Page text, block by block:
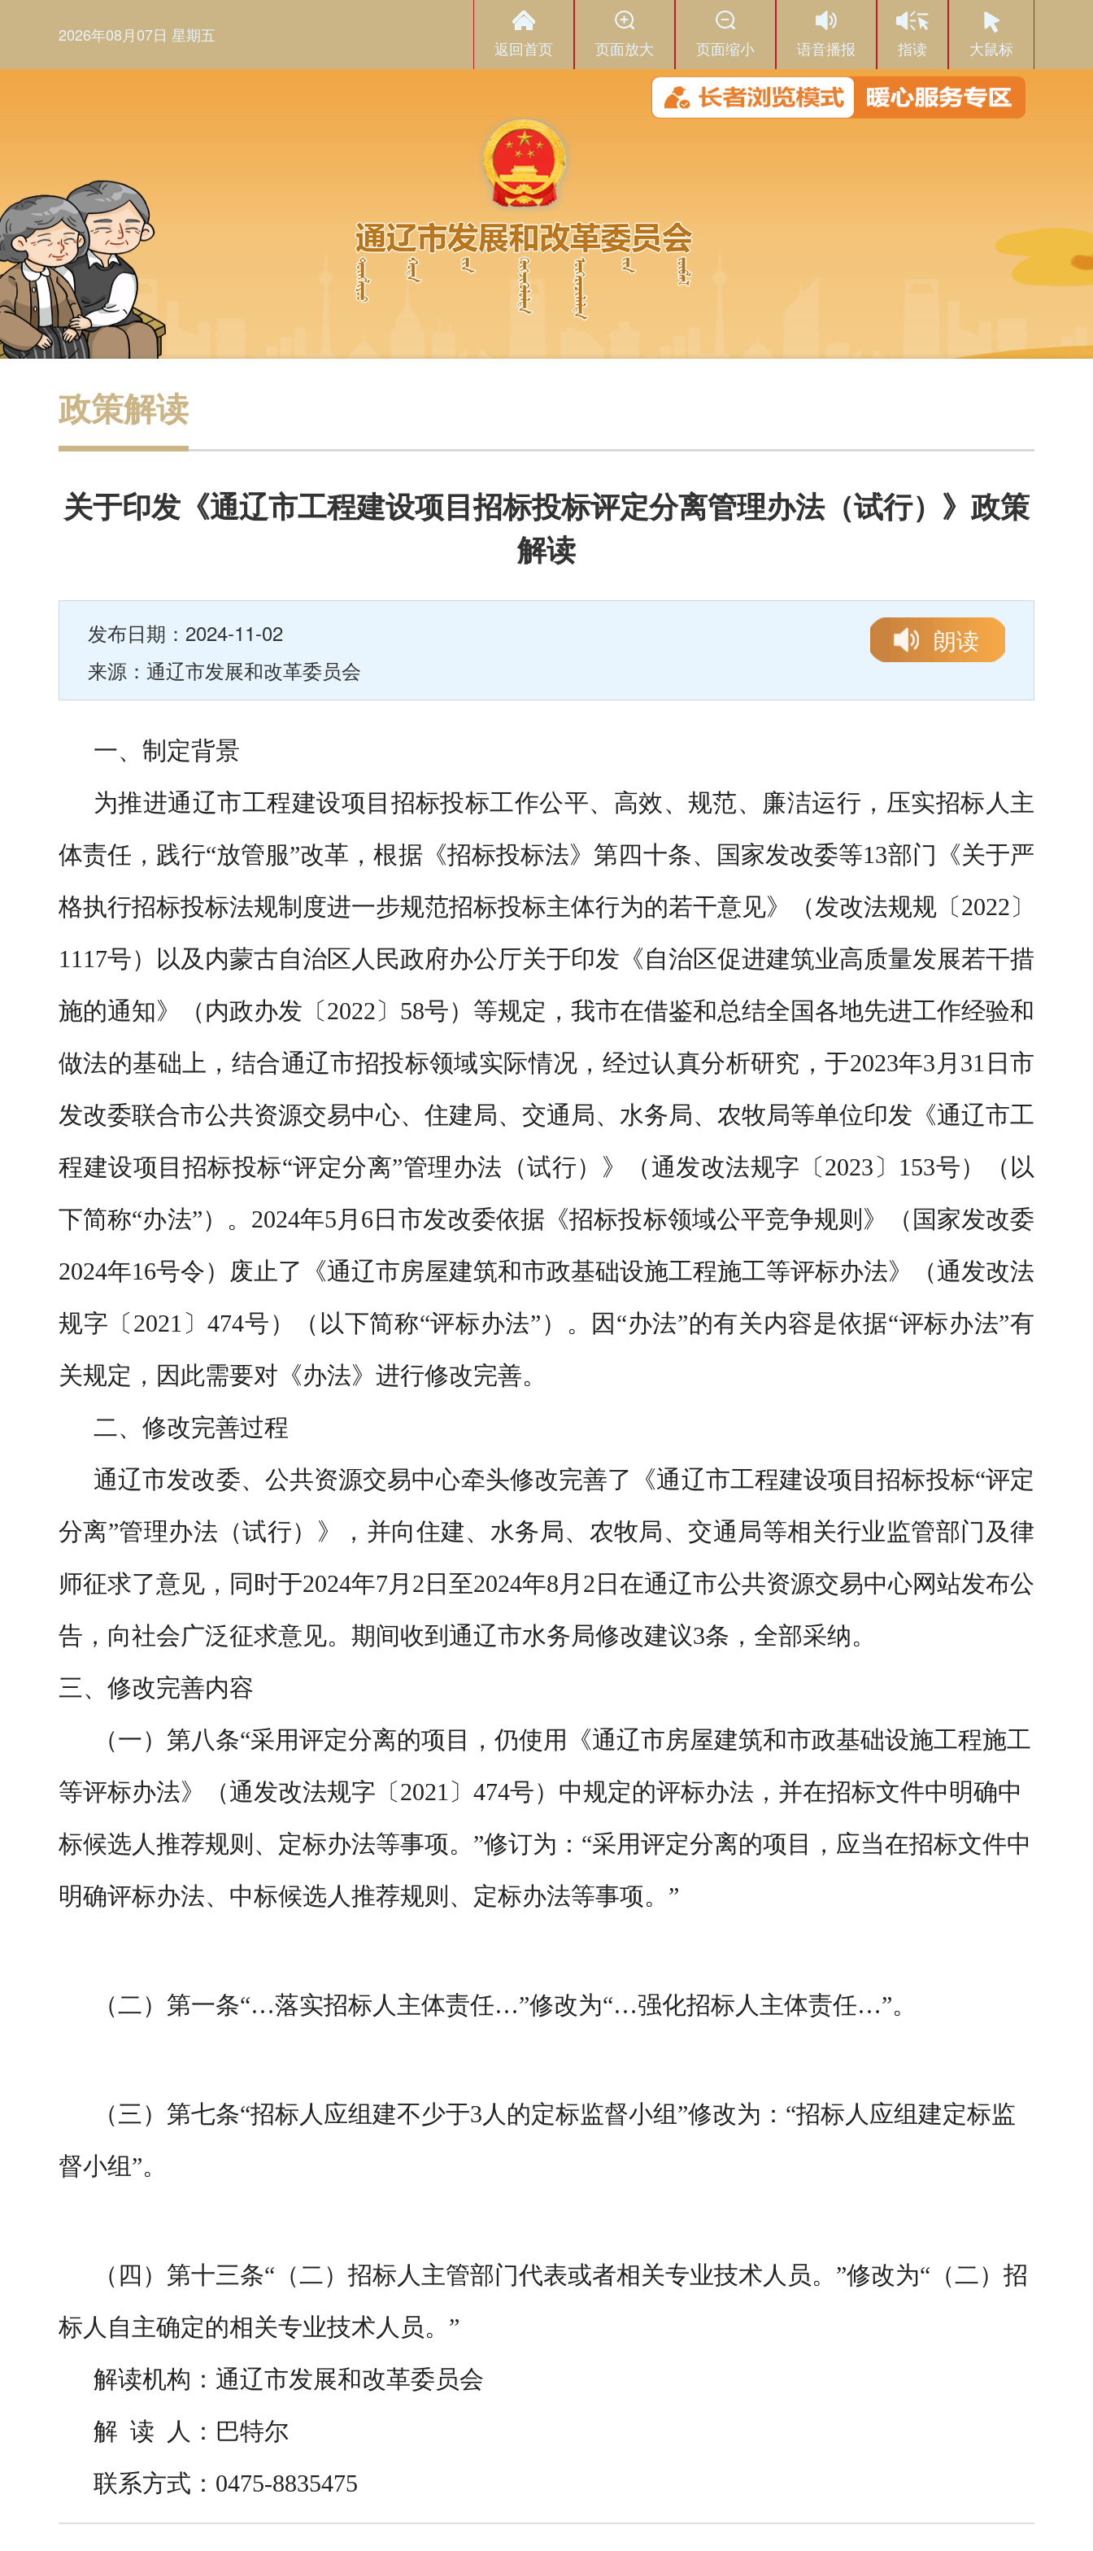
2026年08月07日 星期五
返回首页 页面放大 页面缩小 语音播报 指读 大鼠标
政策解读
关于印发《通辽市工程建设项目招标投标评定分离管理办法（试行）》政策
解读
发布日期：2024-11-02
来源：通辽市发展和改革委员会
朗读
一、 制定背景
为推进通辽市工程建设项目招标投标工作公平、高效、规范、廉洁运行，压实招标人主
体责任，践行“放管服”改革，根据《招标投标法》第四十条、国家发改委等13部门《关于严
格执行招标投标法规制度进一步规范招标投标主体行为的若干意见》（发改法规规〔2022〕
1117号）以及内蒙古自治区人民政府办公厅关于印发《自治区促进建筑业高质量发展若干措
施的通知》（内政办发〔2022〕58号）等规定，我市在借鉴和总结全国各地先进工作经验和
做法的基础上，结合通辽市招投标领域实际情况，经过认真分析研究，于2023年3月31日市
发改委联合市公共资源交易中心、住建局、交通局、水务局、农牧局等单位印发 《通辽市工
程建设项目招标投标“评定分离”管理办法（试行）》（通发改法规字〔2023〕 153号）
（以
下简称“办法”） 。 2024年5月6日市发改委依据《招标投标领域公平竞争规则》（国家发改委
2024年16号令） 废止了
《通辽市房屋建筑和市政基础设施工程施工等评标办法》（通发改法
规字〔2021〕474号） （以下简称“评标办法”）。因“办法”的有关内容是依据“评标办法”有
关规定，因此需要对《办法》进行修改完善。
二、修改完善过程
通辽市发改委、公共资源交易中心牵头修改完善了《通辽市工程建设项目招标投标“评定
分离”管理办法（试行）》，并向住建、水务局、农牧局、交通局等相关行业监管部门及律
师征求了意见，同时于2024年7月2日至2024年8月2日在通辽市公共资源交易中心网站发布公
告，向社会广泛征求意见。期间收到通辽市水务局修改建议3条，全部采纳。
三、修改完善内容
（一）第八条“采用评定分离的项目，仍使用《通辽市房屋建筑和市政基础设施工程施工
等评标办法》（通发改法规字〔2021〕474号）中规定的评标办法，并在招标文件中明确中
标候选人推荐规则、定标办法等事项。”修订为：“采用评定分离的项目，应当在招标文件中
明确评标办法、中标候选人推荐规则、定标办法等事项。”
（二）第一条“…落实招标人主体责任…”修改为“…强化招标人主体责任…”。
（三 ）第七条“招标人应组建不少于3人的定标监督小组”修改为：“招标人应组建定标监
督小组”。
（ 四 ）第十三条“（二）招标人主管部门代表或者相关专业技术人员。”修改为“（二）招
标人自主确定的相关专业技术人员。”
解读机构：通辽市发展和改革委员会
解 读
人：巴特尔
联系方式： 0475-8835475